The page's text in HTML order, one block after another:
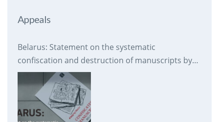
Appeals
Belarus: Statement on the systematic
confiscation and destruction of manuscripts by
prison authorities